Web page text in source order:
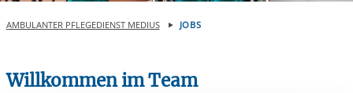
AMBULANTER PFLEGEDIENST MEDIUS JOBS
Willkommen im Team